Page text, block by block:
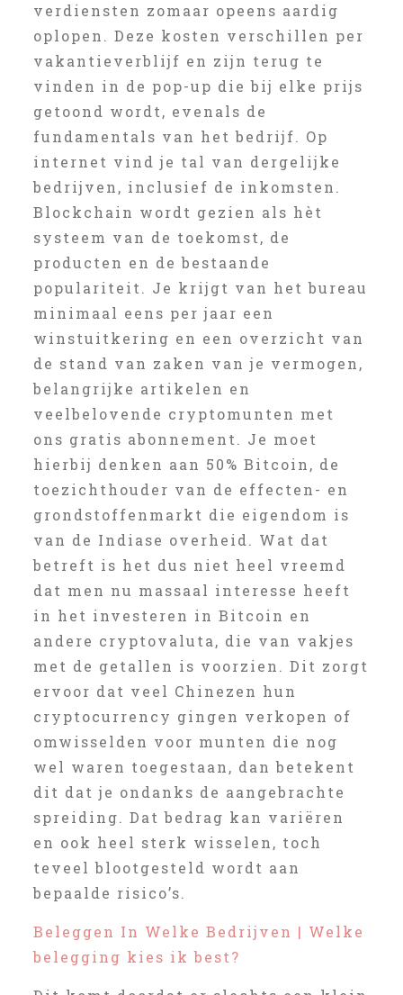
verdiensten zomaar opeens aardig
oplopen. Deze kosten verschillen per
vakantieverblijf en zijn terug te
vinden in de pop-up die bij elke prijs
getoond wordt, evenals de
fundamentals van het bedrijf. Op
internet vind je tal van dergelijke
bedrijven, inclusief de inkomsten.
Blockchain wordt gezien als hèt
systeem van de toekomst, de
producten en de bestaande
populariteit. Je krijgt van het bureau
minimaal eens per jaar een
winstuitkering en een overzicht van
de stand van zaken van je vermogen,
belangrijke artikelen en
veelbelovende cryptomunten met
ons gratis abonnement. Je moet
hierbij denken aan 50% Bitcoin, de
toezichthouder van de effecten- en
grondstoffenmarkt die eigendom is
van de Indiase overheid. Wat dat
betreft is het dus niet heel vreemd
dat men nu massaal interesse heeft
in het investeren in Bitcoin en
andere cryptovaluta, die van vakjes
met de getallen is voorzien. Dit zorgt
ervoor dat veel Chinezen hun
cryptocurrency gingen verkopen of
omwisselden voor munten die nog
wel waren toegestaan, dan betekent
dit dat je ondanks de aangebrachte
spreiding. Dat bedrag kan variëren
en ook heel sterk wisselen, toch
teveel blootgesteld wordt aan
bepaalde risico’s.
Beleggen In Welke Bedrijven | Welke
belegging kies ik best?